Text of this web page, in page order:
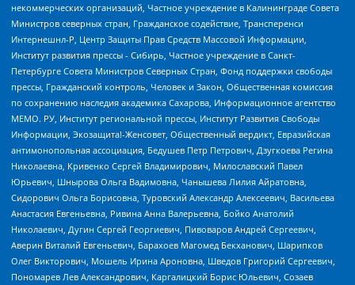
некоммерческих организаций, Частное учреждение в Калининграде Совета
Министров северных стран, Гражданское содействие, Трансперенси
Интернешнл-Р, Центр Защиты Прав Средств Массовой Информации,
Институт развития прессы - Сибирь, Частное учреждение в Санкт-
Петербурге Совета Министров Северных Стран, Фонд поддержки свободы
прессы, Гражданский контроль, Человек и Закон, Общественная комиссия
по сохранению наследия академика Сахарова, Информационное агентство
МЕМО. РУ, Институт региональной прессы, Институт Развития Свободы
Информации, Экозащита!-Женсовет, Общественный вердикт, Евразийская
антимонопольная ассоциация, Бедушев Петр Петрович, Дзугкоева Регина
Николаевна, Кривенко Сергей Владимирович, Милославский Павел
Юрьевич, Шнырова Ольга Вадимовна, Чанышева Лилия Айратовна,
Сидорович Ольга Борисовна, Туровский Александр Алексеевич, Васильева
Анастасия Евгеньевна, Ривина Анна Валерьевна, Бойко Анатолий
Николаевич, Дугин Сергей Георгиевич, Пивоваров Андрей Сергеевич,
Аверин Виталий Евгеньевич, Барахоев Магомед Бекханович, Шарипков
Олег Викторович, Мошель Ирина Ароновна, Шведов Григорий Сергеевич,
Пономарев Лев Александрович, Каргалицкий Борис Юльевич, Созаев